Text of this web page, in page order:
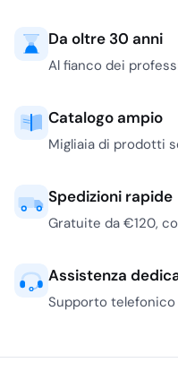
Da oltre 30 anni
Al fianco dei
Catalogo ampio
Migliaia di prodotti
Spedizioni rapide
Gratuite da €120,
Assistenza
Supporto